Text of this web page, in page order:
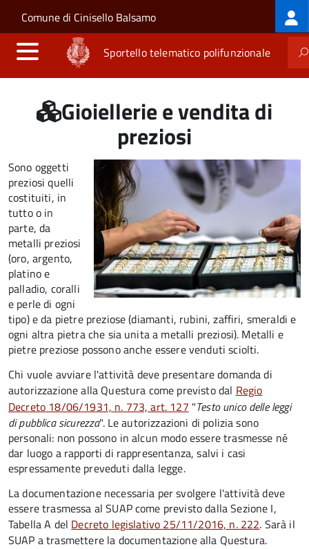
Salta al contenuto principale
Skip to site navigation
Comune di Cinisello Balsamo
Sportello telematico polifunzionale
Gioiellerie e vendita di
preziosi
Sono oggetti
preziosi quelli
costituiti, in
tutto o in
parte, da
metalli preziosi
(oro, argento,
platino e
palladio, coralli
e perle di ogni
tipo) e da pietre preziose (diamanti, rubini, zaffiri, smeraldi e
ogni altra pietra che sia unita a metalli preziosi). Metalli e
pietre preziose possono anche essere venduti sciolti.
Chi vuole avviare l'attività deve presentare domanda di
autorizzazione alla Questura come previsto dal Regio
Decreto 18/06/1931, n. 773, art. 127 "Testo unico delle leggi
di pubblica sicurezza". Le autorizzazioni di polizia sono
personali: non possono in alcun modo essere trasmesse né
dar luogo a rapporti di rappresentanza, salvi i casi
espressamente preveduti dalla legge.
La documentazione necessaria per svolgere l'attività deve
essere trasmessa al SUAP come previsto dalla Sezione I,
Tabella A del Decreto legislativo 25/11/2016, n. 222. Sarà il
SUAP a trasmettere la documentazione alla Questura.